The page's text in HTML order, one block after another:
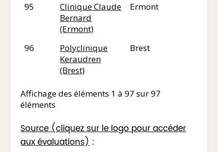
95
Clinique Claude
Bernard
(Ermont)
Ermont
96
Polyclinique
Keraudren
(Brest)
Brest
Affichage des éléments 1 à 97 sur 97
éléments
Source (cliquez sur le logo pour accéder
aux évaluations):